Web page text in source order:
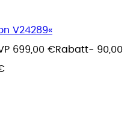
V24289«
699,00 €Rabatt- 90,00